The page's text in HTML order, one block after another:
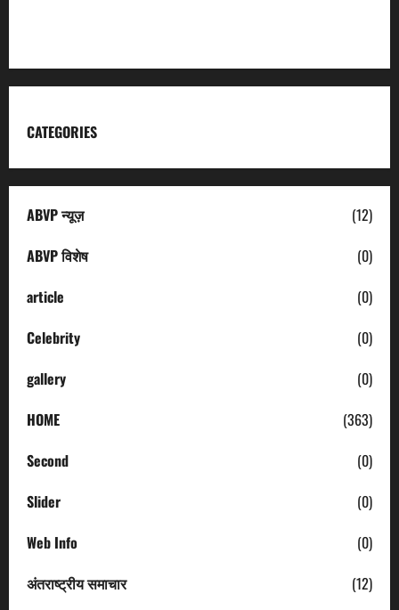
CATEGORIES
ABVP न्यूज़
(12)
ABVP विशेष
(0)
article
(0)
Celebrity
(0)
gallery
(0)
HOME
(363)
Second
(0)
Slider
(0)
Web Info
(0)
अंतराष्ट्रीय समाचार
(12)